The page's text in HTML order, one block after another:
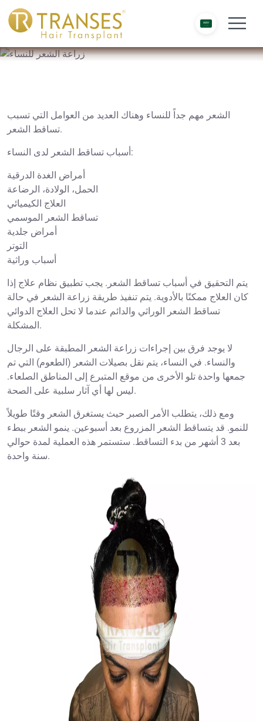
الشعر مهم جداً للنساء وهناك العديد من العوامل التي تسبب
تساقط الشعر.
أسباب تساقط الشعر لدى النساء:
أمراض الغدة الدرقية
الحمل، الولادة، الرضاعة
العلاج الكيميائي
تساقط الشعر الموسمي
أمراض جلدية
التوتر
أسباب وراثية
يتم التحقيق في أسباب تساقط الشعر. يجب تطبيق نظام علاج إذا
كان العلاج ممكنًا بالأدوية. يتم تنفيذ طريقة زراعة الشعر في حالة
تساقط الشعر الوراثي والدائم عندما لا تحل العلاج الدوائي
المشكلة.
لا يوجد فرق بين إجراءات زراعة الشعر المطبقة على الرجال
والنساء. في النساء، يتم نقل بصيلات الشعر (الطعوم) التي تم
جمعها واحدة تلو الأخرى من موقع المتبرع إلى المناطق الصلعاء.
ليس لها أي آثار سلبية على الصحة.
ومع ذلك، يتطلب الأمر الصبر حيث يستغرق الشعر وقتًا طويلاً
للنمو. قد يتساقط الشعر المزروع بعد أسبوعين. ينمو الشعر ببطء
بعد 3 أشهر من بدء التساقط. ستستمر هذه العملية لمدة حوالي
سنة واحدة.